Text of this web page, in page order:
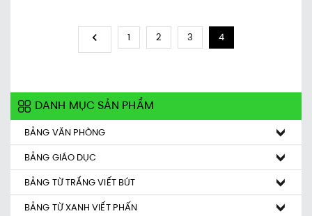
1 2 3 4
DANH MỤC SẢN PHẨM
BẢNG VĂN PHÒNG
BẢNG GIÁO DỤC
BẢNG TỪ TRẮNG VIẾT BÚT
BẢNG TỪ XANH VIẾT PHẤN